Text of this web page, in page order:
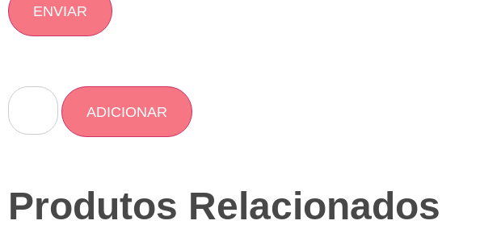
ADICIONAR
Produtos Relacionados